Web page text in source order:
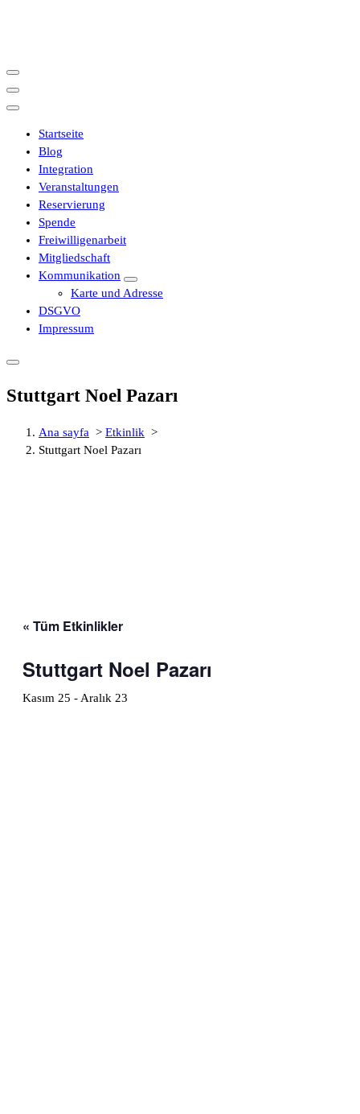
Startseite
Blog
Integration
Veranstaltungen
Reservierung
Spende
Freiwilligenarbeit
Mitgliedschaft
Kommunikation
Karte und Adresse
DSGVO
Impressum
Stuttgart Noel Pazarı
Ana sayfa > Etkinlik >
Stuttgart Noel Pazarı
« Tüm Etkinlikler
Stuttgart Noel Pazarı
Kasım 25 - Aralık 23